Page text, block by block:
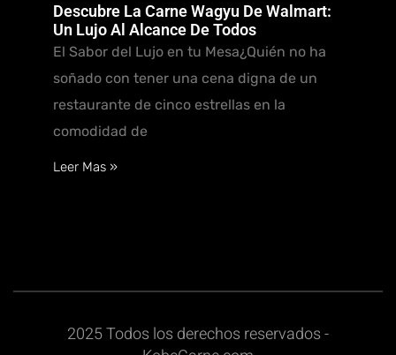
Descubre La Carne Wagyu De Walmart:
Un Lujo Al Alcance De Todos
El Sabor del Lujo en tu Mesa¿Quién no ha
soñado con tener una cena digna de un
restaurante de cinco estrellas en la
comodidad de
Leer Mas »
2025 Todos los derechos reservados -